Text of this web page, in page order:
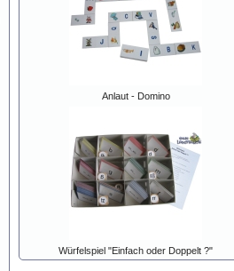
Anlaut - Domino
Würfelspiel "Einfach oder Doppelt ?"